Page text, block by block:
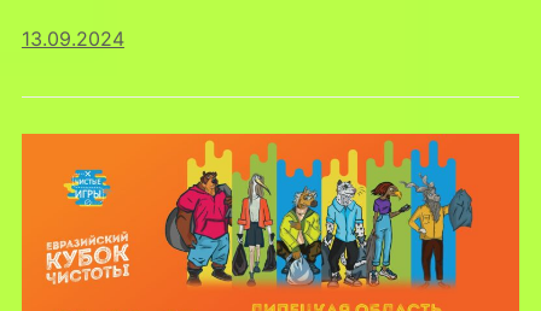
13.09.2024